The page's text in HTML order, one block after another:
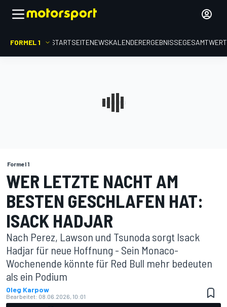
FORMEL 1 STARTSEITENEWSKALENDERERGEBNISSE
Formel 1
WER LETZTE NACHT AM
BESTEN GESCHLAFEN HAT:
ISACK HADJAR
Nach Perez, Lawson und Tsunoda sorgt Isack
Hadjar für neue Hoffnung - Sein Monaco-
Wochenende könnte für Red Bull mehr bedeuten
als ein Podium
Oleg Karpow
Bearbeitet: 08.06.2026, 10:01